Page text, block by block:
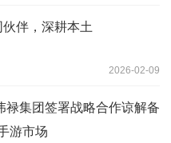
伴，深耕本土
2026-02-09
禄集团签署战略合作谅解备
游市场